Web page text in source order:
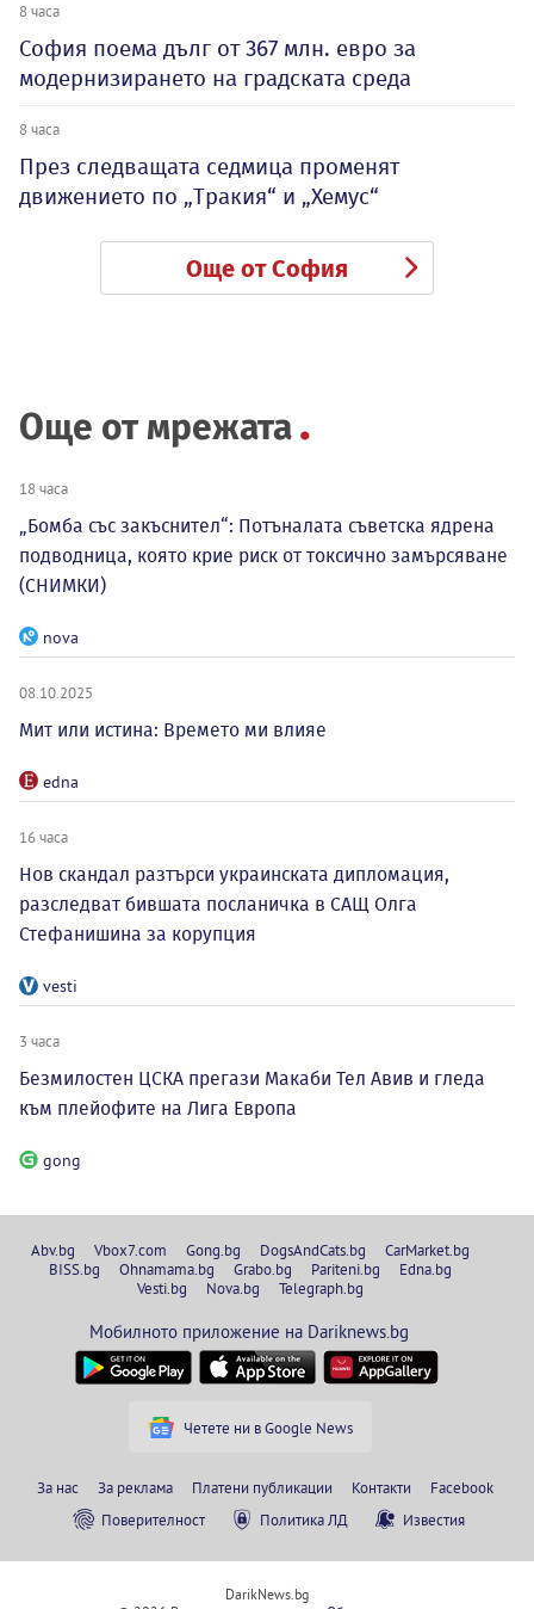
8 часа
София поема дълг от 367 млн. евро за
модернизирането на градската среда
8 часа
През следващата седмица променят
движението по „Тракия“ и „Хемус“
Още от София
Още от мрежата
18 часа
„Бомба със закъснител“: Потъналата съветска ядрена
подводница, която крие риск от токсично замърсяване
(СНИМКИ)
nova
08.10.2025
Мит или истина: Времето ми влияе
edna
16 часа
Нов скандал разтърси украинската дипломация,
разследват бившата посланичка в САЩ Олга
Стефанишина за корупция
vesti
3 часа
Безмилостен ЦСКА прегази Макаби Тел Авив и гледа
към плейофите на Лига Европа
gong
Abv.bg Vbox7.com Gong.bg DogsAndCats.bg
CarMarket.bg
BISS.bg
Ohnamama.bg Grabo.bg Pariteni.bg
Edna.bg
Vesti.bg
Nova.bg Telegraph.bg
Мобилното приложение на Dariknews.bg
Четете ни в Google News
За нас За реклама Платени публикации Контакти
Facebook
Поверителност
Политика ЛД Известия
DarikNews.bg